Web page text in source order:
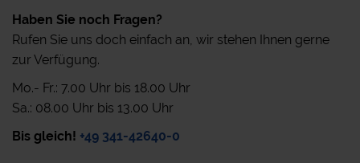
Haben Sie noch Fragen?
Rufen Sie uns doch einfach an, wir stehen Ihnen gerne
zur Verfügung.
Mo.- Fr.: 7.00 Uhr bis 18.00 Uhr
Sa.: 08.00 Uhr bis 13.00 Uhr
Bis gleich! +49 341-42640-0